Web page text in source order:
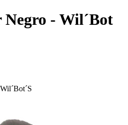
Negro - Wil´Bot